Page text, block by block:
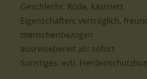
Geschlecht: Rüde, kastriert
Eigenschaften: verträglich,
menschenbezogen
ausreisebereit ab: sofort
Sonstiges: evtl.